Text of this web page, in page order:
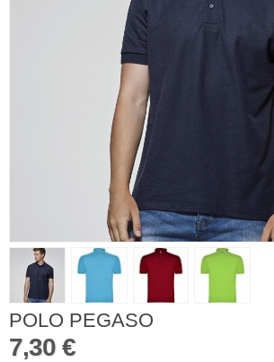
POLO PEGASO
7,30 €